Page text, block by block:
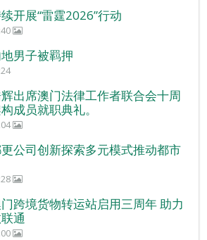
开展“雷霆2026”行动
男子被羁押
出席澳门法律工作者联合会十周
成员就职典礼。
公司创新探索多元模式推动都市
跨境货物转运站启用三周年 助力
通